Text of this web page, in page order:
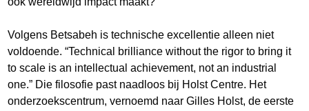
Volgens Betsabeh is technische excellentie alleen niet
voldoende. “Technical brilliance without the rigor to bring it
to scale is an intellectual achievement, not an industrial
one.” Die filosofie past naadloos bij Holst Centre. Het
onderzoekscentrum, vernoemd naar Gilles Holst, de eerste